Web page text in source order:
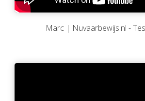
Marc | Nuvaarbewijs.nl -